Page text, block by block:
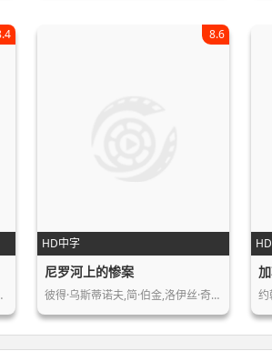
,乔纳森…
HD中字
8.6
尼罗河上的惨案
彼得·乌斯蒂诺夫,简·伯金,洛伊丝·奇…
HD
约